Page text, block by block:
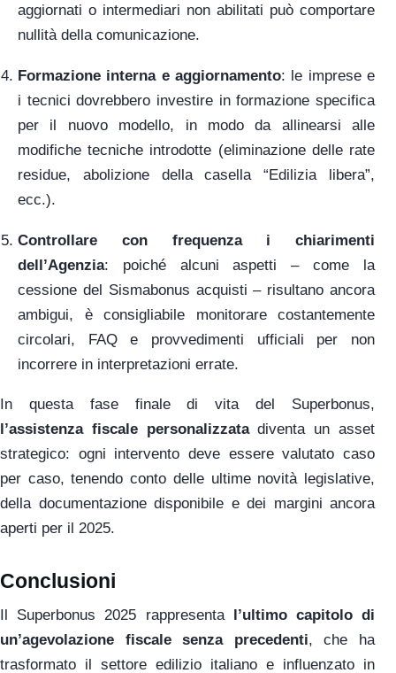
aggiornati o intermediari non abilitati può comportare
nullità della comunicazione.
Formazione interna e aggiornamento: le imprese e
i tecnici dovrebbero investire in formazione specifica
per il nuovo modello, in modo da allinearsi alle
modifiche tecniche introdotte (eliminazione delle rate
residue, abolizione della casella “Edilizia libera”,
ecc.).
Controllare con frequenza i chiarimenti
dell’Agenzia: poiché alcuni aspetti – come la
cessione del Sismabonus acquisti – risultano ancora
ambigui, è consigliabile monitorare costantemente
circolari, FAQ e provvedimenti ufficiali per non
incorrere in interpretazioni errate.
In questa fase finale di vita del Superbonus,
l’assistenza fiscale personalizzatadiventa un asset
strategico: ogni intervento deve essere valutato caso
per caso, tenendo conto delle ultime novità legislative,
della documentazione disponibile e dei margini ancora
aperti per il 2025.
Conclusioni
Il Superbonus 2025 rappresenta
l’ultimo capitolo di
un’agevolazione fiscale senza precedenti, che ha
trasformato il settore edilizio italiano e influenzato in